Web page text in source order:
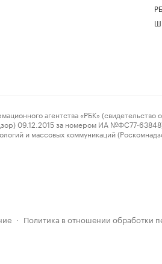
агентства «РБК» (свидетельство
09.12.2015 за номером ИА №ФС77-
и массовых коммуникаций
· Политика в отношении обработки